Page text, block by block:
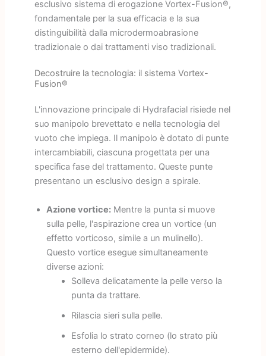
esclusivo sistema di erogazione Vortex-Fusion®,
fondamentale per la sua efficacia e la sua
distinguibilità dalla microdermoabrasione
tradizionale o dai trattamenti viso tradizionali.
Decostruire la tecnologia: il sistema Vortex-
Fusion®
L'innovazione principale di Hydrafacial risiede nel
suo manipolo brevettato e nella tecnologia del
vuoto che impiega. Il manipolo è dotato di punte
intercambiabili, ciascuna progettata per una
specifica fase del trattamento. Queste punte
presentano un esclusivo design a spirale.
Azione vortice:Mentre la punta si muove
sulla pelle, l'aspirazione crea un vortice (un
effetto vorticoso, simile a un mulinello).
Questo vortice esegue simultaneamente
diverse azioni:
Solleva delicatamente la pelle verso la
punta da trattare.
Rilascia sieri sulla pelle.
Esfolia lo strato corneo (lo strato più
esterno dell'epidermide).